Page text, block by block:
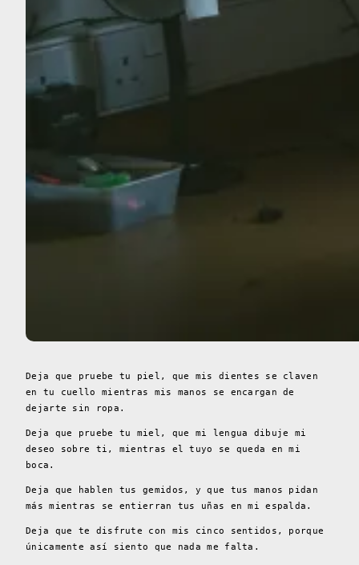
Deja que pruebe tu piel, que mis dientes se claven
en tu cuello mientras mis manos se encargan de
dejarte sin ropa.
Deja que pruebe tu miel, que mi lengua dibuje mi
deseo sobre ti, mientras el tuyo se queda en mi
boca.
Deja que hablen tus gemidos, y que tus manos pidan
más mientras se entierran tus uñas en mi espalda.
Deja que te disfrute con mis cinco sentidos, porque
únicamente así siento que nada me falta.